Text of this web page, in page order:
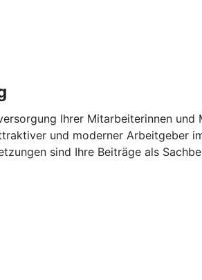
Ihrer Mitarbeiterinnen
und moderner Arbeitgeber
sind Ihre Beiträge als